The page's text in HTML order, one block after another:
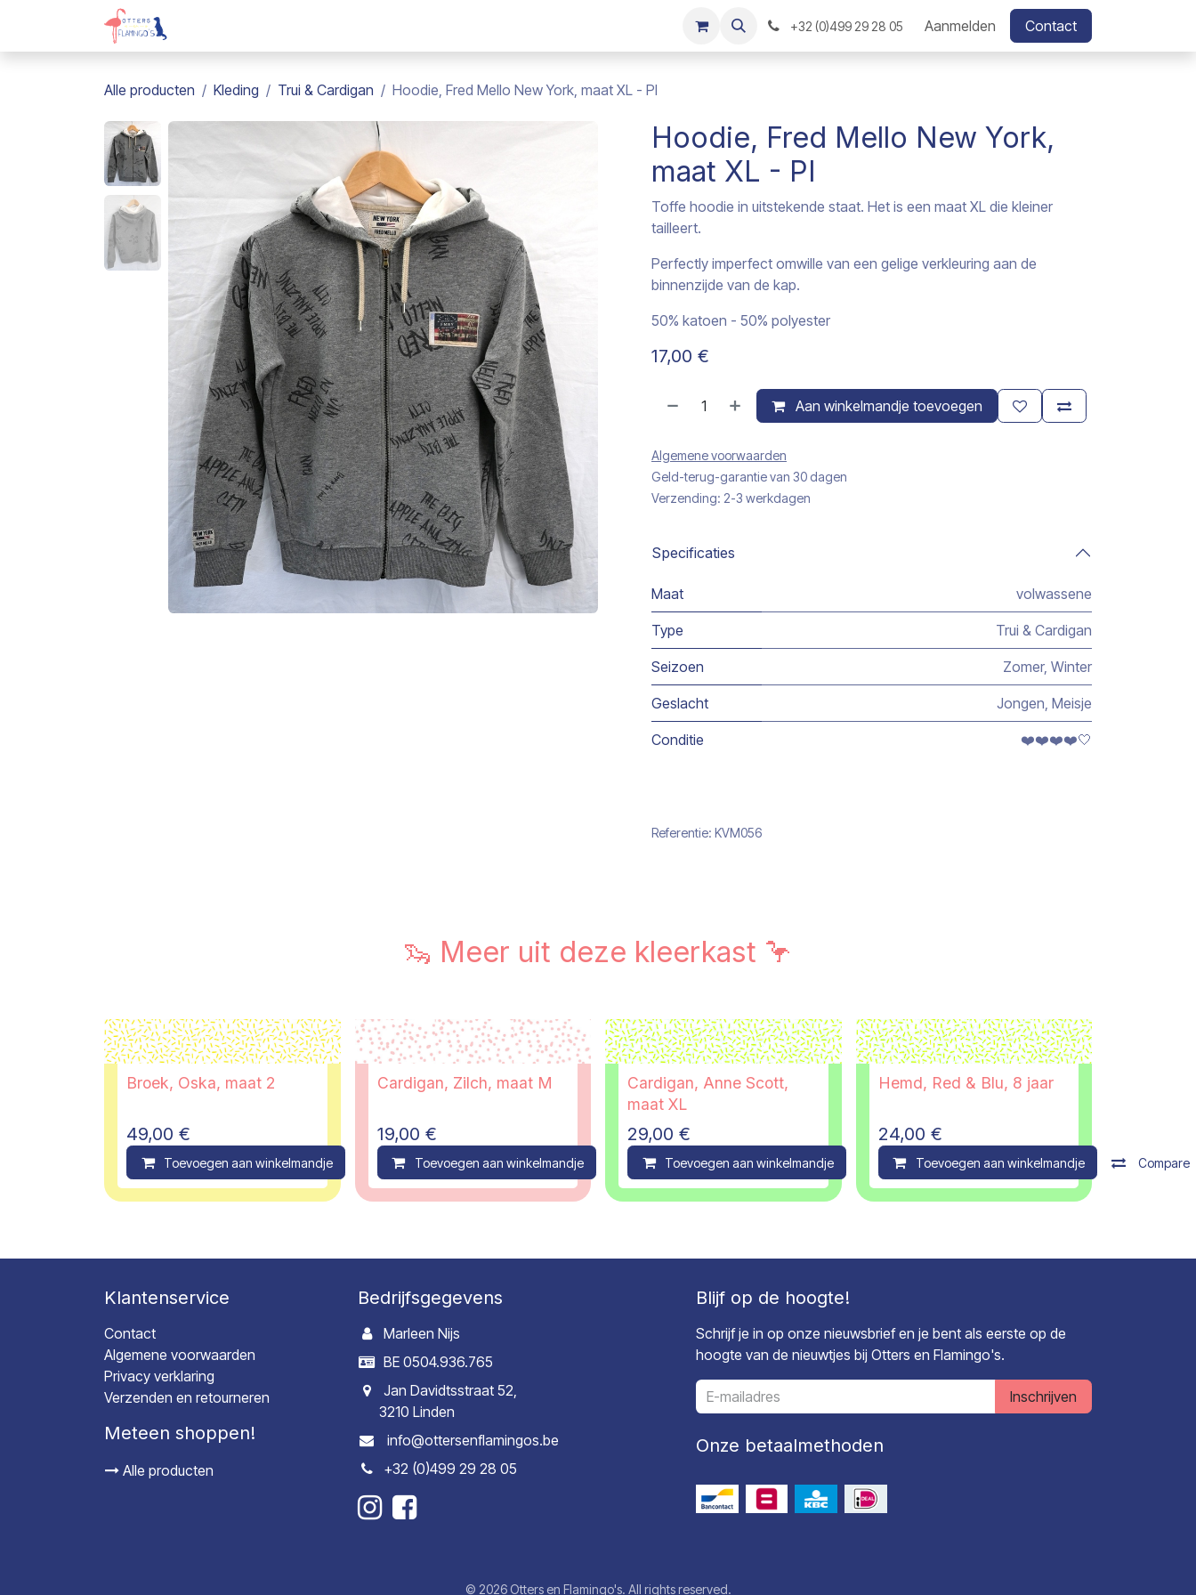
Overslaan naar inhoud
+32 (0)499 29 28 05 Aanmelden Contact
Alle producten Kleding Trui & Cardigan Hoodie, Fred Mello New York, maat XL - PI
Hoodie, Fred Mello New York,
maat XL - PI
Toffe hoodie in uitstekende staat. Het is een maat XL die kleiner
tailleert.
Perfectly imperfect omwille van een gelige verkleuring aan de
binnenzijde van de kap.
50% katoen - 50% polyester
17,00 €
Aan winkelmandje toevoegen
Algemene voorwaarden
Geld-terug-garantie van 30 dagen
Verzending: 2-3 werkdagen
Specificaties
Maat volwassene
Type Trui & Cardigan
Seizoen Zomer, Winter
Geslacht Jongen, Meisje
Conditie ❤️❤️❤️❤️🤍
Referentie: KVM056
🦦 Meer uit deze kleerkast 🦩
Broek, Oska, maat 2
49,00 €
Toevoegen aan winkelmandje Compare
Cardigan, Zilch, maat M
19,00 €
Toevoegen aan winkelmandje Compare
Cardigan, Anne Scott,
maat XL
29,00 €
Toevoegen aan winkelmandje Compare
Hemd, Red & Blu, 8 jaar
24,00 €
Toevoegen aan winkelmandje Compare
Klantenservice
Contact
Algemene voorwaarden
Privacy verklaring
Verzenden en retourneren
Meteen shoppen!
Alle producten
Bedrijfsgegevens
Marleen Nijs
BE 0504.936.765
Jan Davidtsstraat 52,
3210 Linden
info@ottersenflamingos.be
+32 (0)499 29 28 05
Blijf op de hoogte!
Schrijf je in op onze nieuwsbrief en je bent als eerste op de
hoogte van de nieuwtjes bij Otters en Flamingo's.
Inschrijven
Onze betaalmethoden
© 2026 Otters en Flamingo's. All rights reserved.